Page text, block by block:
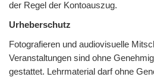
der Regel der Kontoauszug.
Urheberschutz
Fotografieren und audiovisuelle
Veranstaltungen sind ohne
gestattet. Lehrmaterial darf ohne